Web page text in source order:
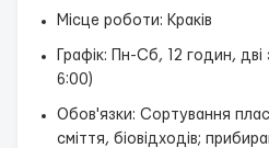
Місце роботи: Краків
Графік: Пн-Сб, 12 годин,
6:00)
Обов'язки: Сортування
сміття, біовідходів;